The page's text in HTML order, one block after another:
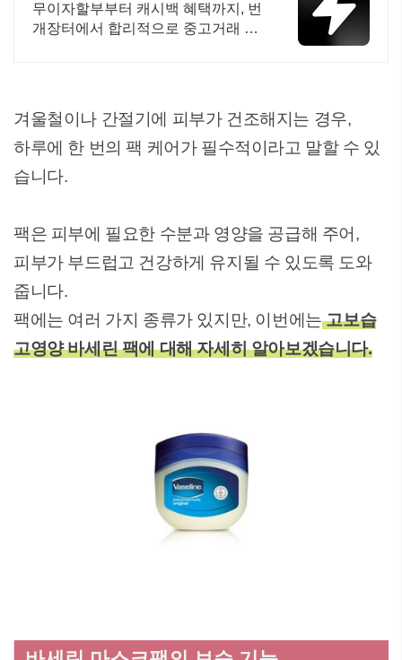
무이자할부부터 캐시백 혜택까지, 번
개장터에서 합리적으로 중고거래 하
겨울철이나 간절기에 피부가 건조해지는 경우,
하루에 한 번의 팩 케어가 필수적이라고 말할 수 있
습니다.
팩은 피부에 필요한 수분과 영양을 공급해 주어,
피부가 부드럽고 건강하게 유지될 수 있도록 도와
줍니다.
팩에는 여러 가지 종류가 있지만, 이번에는고보습
고영양 바세린 팩에 대해 자세히 알아보겠습니다.